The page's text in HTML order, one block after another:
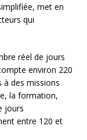
met en
qui
réel de jours
environ 220
à des missions
la formation,
jours
entre 120 et